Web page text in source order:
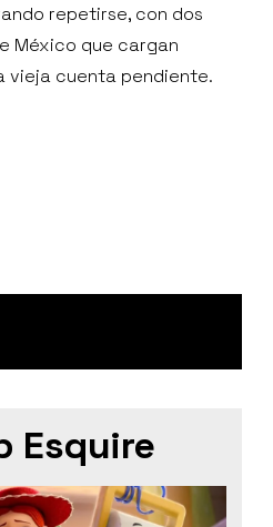
repetirse, con dos
México que cargan
vieja cuenta pendiente.
Esquire